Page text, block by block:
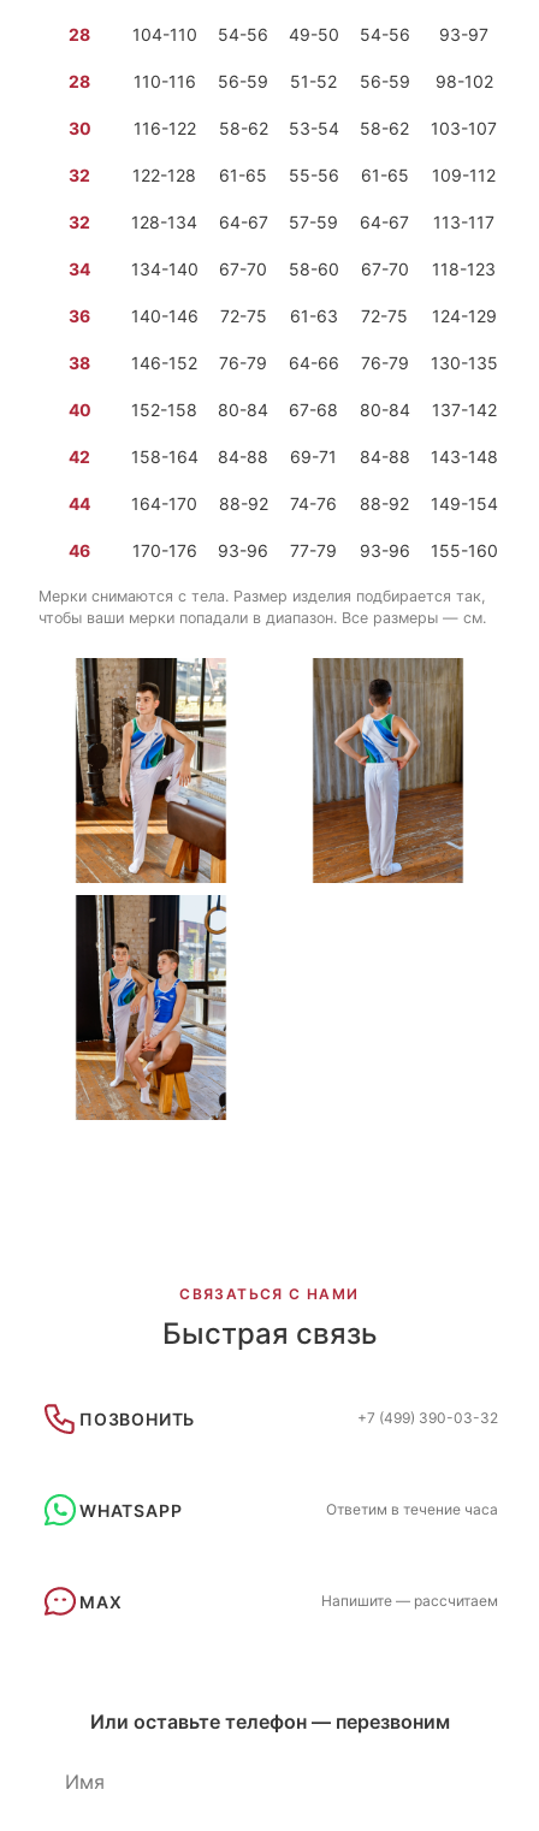
28 104-110 54-56 49-50 54-56 93-97
28 110-116 56-59 51-52 56-59 98-102
30 116-122 58-62 53-54 58-62 103-107
32 122-128 61-65 55-56 61-65 109-112
32 128-134 64-67 57-59 64-67 113-117
34 134-140 67-70 58-60 67-70 118-123
36 140-146 72-75 61-63 72-75 124-129
38 146-152 76-79 64-66 76-79 130-135
40 152-158 80-84 67-68 80-84 137-142
42 158-164 84-88 69-71 84-88 143-148
44 164-170 88-92 74-76 88-92 149-154
46 170-176 93-96 77-79 93-96 155-160
Мерки снимаются с тела. Размер изделия подбирается так,
чтобы ваши мерки попадали в диапазон. Все размеры — см.
СВЯЗАТЬСЯ С НАМИ
Быстрая связь
ПОЗВОНИТЬ +7 (499) 390-03-32
WHATSAPP Ответим в течение часа
MAX Напишите — рассчитаем
Или оставьте телефон — перезвоним